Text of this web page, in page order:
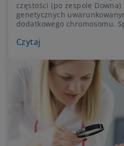
częstości (po zespole Downa)
genetycznych
dodatkowego chromosomu.
badań lekarz stawia
Czytaj